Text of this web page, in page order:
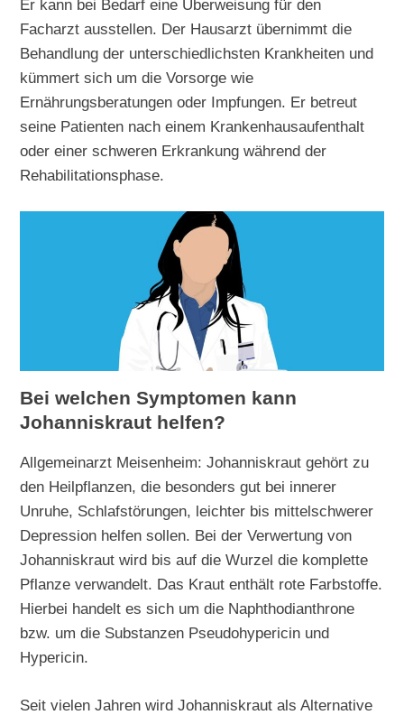
Er kann bei Bedarf eine Überweisung für den
Facharzt ausstellen. Der Hausarzt übernimmt die
Behandlung der unterschiedlichsten Krankheiten und
kümmert sich um die Vorsorge wie
Ernährungsberatungen oder Impfungen. Er betreut
seine Patienten nach einem Krankenhausaufenthalt
oder einer schweren Erkrankung während der
Rehabilitationsphase.
Bei welchen Symptomen kann
Johanniskraut helfen?
Allgemeinarzt Meisenheim: Johanniskraut gehört zu
den Heilpflanzen, die besonders gut bei innerer
Unruhe, Schlafstörungen, leichter bis mittelschwerer
Depression helfen sollen. Bei der Verwertung von
Johanniskraut wird bis auf die Wurzel die komplette
Pflanze verwandelt. Das Kraut enthält rote Farbstoffe.
Hierbei handelt es sich um die Naphthodianthrone
bzw. um die Substanzen Pseudohypericin und
Hypericin.
Seit vielen Jahren wird Johanniskraut als Alternative